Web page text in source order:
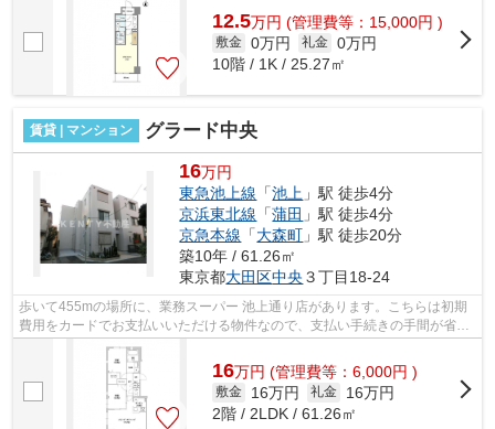
12.5万円 (管理費等：15,000円 )
敷金 0万円 礼金 0万円
10階 / 1K / 25.27㎡
賃貸 | マンション グラード中央
16万円
東急池上線 「池上 」駅 徒歩4分
京浜東北線 「蒲田 」駅 徒歩4分
京急本線 「大森町 」駅 徒歩20分
築10年 / 61.26㎡
東京都大田区中央 ３丁目18-24
歩いて455mの場所に、業務スーパー 池上通り店があります。こちらは初期
費用をカードでお支払いいただける物件なので、支払い手続きの手間が省け
ます。こちらの物件はマンションです。...
16万円 (管理費等：6,000円 )
敷金 16万円 礼金
16万円
2階 / 2LDK / 61.26㎡